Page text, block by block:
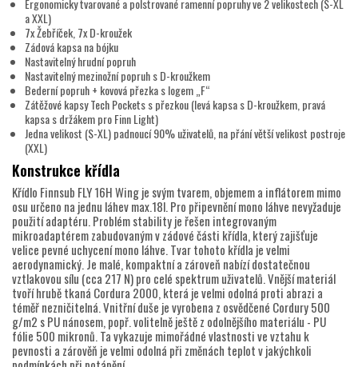
Ergonomicky tvarované a polstrované ramenní popruhy ve 2 velikostech (S-XL
a XXL)
7x Žebříček, 7x D-kroužek
Zádová kapsa na bójku
Nastavitelný hrudní popruh
Nastavitelný mezinožní popruh s D-kroužkem
Bederní popruh + kovová přezka s logem „F“
Zátěžové kapsy Tech Pockets s přezkou (levá kapsa s D-kroužkem, pravá
kapsa s držákem pro Finn Light)
Jedna velikost (S-XL) padnoucí 90% uživatelů, na přání větší velikost postroje
(XXL)
Konstrukce křídla
Křídlo Finnsub FLY 16H Wing je svým tvarem, objemem a inflátorem mimo
osu určeno na jednu láhev max.18l. Pro připevnění mono láhve nevyžaduje
použití adaptéru. Problém stability je řešen integrovaným
mikroadaptérem zabudovaným v zádové části křídla, který zajišťuje
velice pevné uchycení mono láhve. Tvar tohoto křídla je velmi
aerodynamický. Je malé, kompaktní a zároveň nabízí dostatečnou
vztlakovou sílu (cca 217 N) pro celé spektrum uživatelů. Vnější materiál
tvoří hrubě tkaná Cordura 2000, která je velmi odolná proti abrazi a
téměř nezničitelná. Vnitřní duše je vyrobena z osvědčené Cordury 500
g/m2 s PU nánosem, popř. volitelně ještě z odolnějšího materiálu - PU
fólie 500 mikronů. Ta vykazuje mimořádné vlastnosti ve vztahu k
pevnosti a zárověň je velmi odolná při změnách teplot v jakýchkoli